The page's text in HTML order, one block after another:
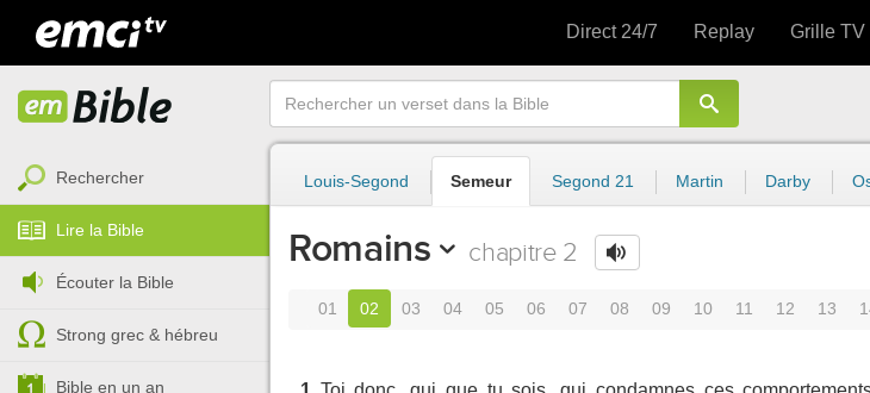
Direct 24/7 Replay Grille TV
Rechercher
Lire la Bible
Écouter la Bible
Strong grec & hébreu
Bible en un an
Louis-Segond Semeur Segond 21 Martin Darby
Romains chapitre 2
01 02 03 04 05 06 07 08 09 10 11 12 13